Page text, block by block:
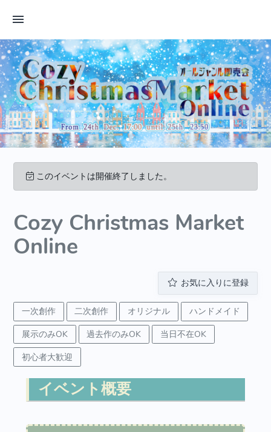
このイベントは開催終了しました。
Cozy Christmas Market
Online
お気に入りに登録
一次創作 二次創作 オリジナル
ハンドメイド
展示のみOK
過去作のみOK
当日不在OK
初心者大歓迎
イベント概要